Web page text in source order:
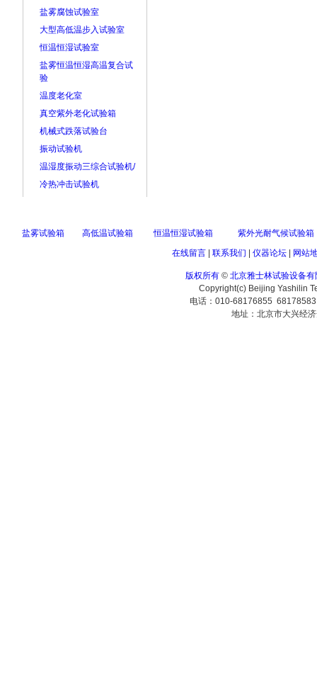
盐雾腐蚀试验室
大型高低温步入试验室
恒温恒湿试验室
盐雾恒温恒湿高温复合试
验
温度老化室
真空紫外老化试验箱
机械式跌落试验台
振动试验机
温湿度振动三综合试验机/
冷热冲击试验机
盐雾试验箱 高低温试验箱 恒温恒湿试验箱
紫外光耐气候试验箱
在线留言| 联系我们 仪器论坛| 网站
版权所有 © 北京雅士林试验设备有
Copyright(c) Beijing Yashilin
电话：010-68176855
地址：北京市大兴经